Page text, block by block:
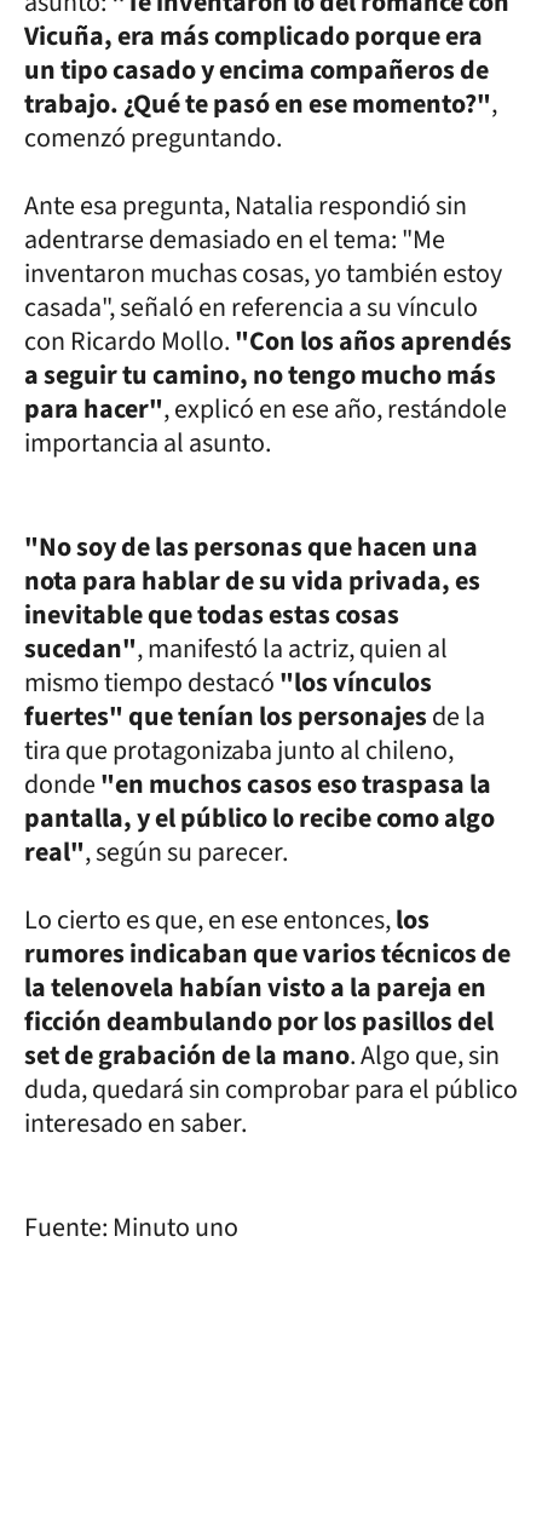
Vicuña, era más complicado porque era
un tipo casado y encima compañeros de
trabajo. ¿Qué te pasó en ese momento?",
comenzó preguntando.
Ante esa pregunta, Natalia respondió sin
adentrarse demasiado en el tema: "Me
inventaron muchas cosas, yo también estoy
casada", señaló en referencia a su vínculo
con Ricardo Mollo."Con los años aprendés
a seguir tu camino, no tengo mucho más
para hacer", explicó en ese año, restándole
importancia al asunto.
"No soy de las personas que hacen una
nota para hablar de su vida privada, es
inevitable que todas estas cosas
sucedan", manifestó la actriz, quien al
mismo tiempo destacó"los vínculos
fuertes" que tenían los personajesde la
tira que protagonizaba junto al chileno,
donde"en muchos casos eso traspasa la
pantalla, y el público lo recibe como algo
real", según su parecer.
Lo cierto es que, en ese entonces,los
rumores indicaban que varios técnicos de
la telenovela habían visto a la pareja en
ficción deambulando por los pasillos del
set de grabación de la mano. Algo que, sin
duda, quedará sin comprobar para el público
interesado en saber.
Fuente: Minuto uno